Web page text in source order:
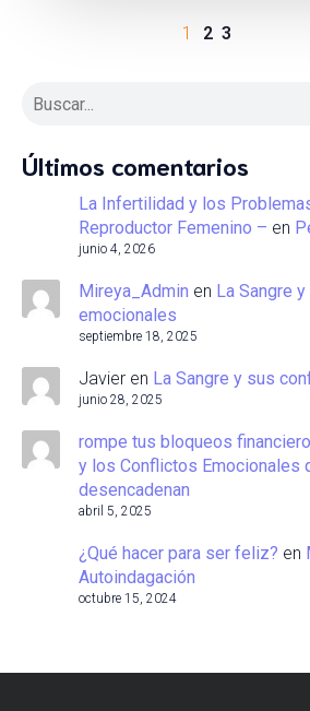
1 2 3
Últimos comentarios
La Infertilidad y los
Reproductor Femenino – en
junio 4, 2026
Mireya_Admin en La Sangre
emocionales
septiembre 18, 2025
Javier en La Sangre y sus
junio 28, 2025
rompe tus bloqueos
y los Conflictos Emocionales
desencadenan
abril 5, 2025
¿Qué hacer para ser feliz? en
Autoindagación
octubre 15, 2024